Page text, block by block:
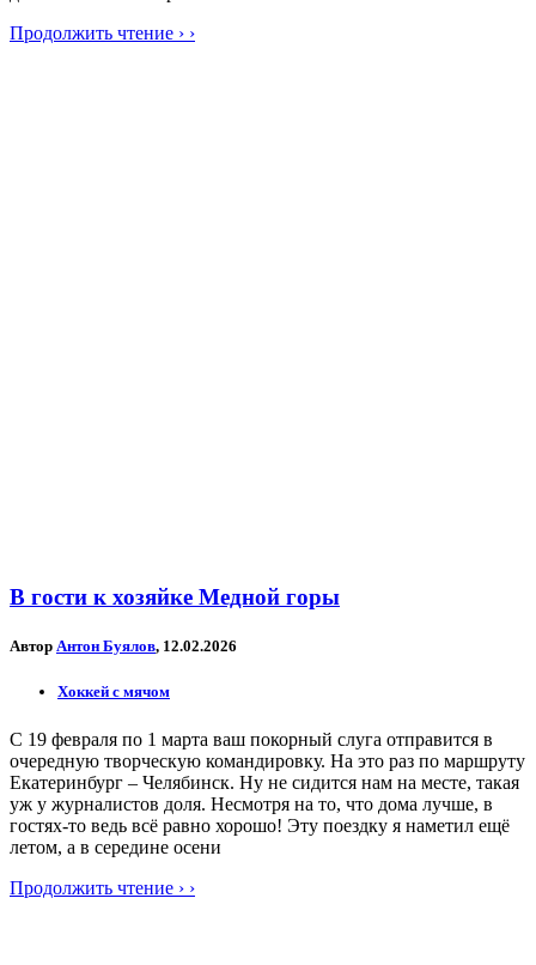
Продолжить чтение › ›
В гости к хозяйке Медной горы
Автор Антон Буялов, 12.02.2026
Хоккей с мячом
С 19 февраля по 1 марта ваш покорный слуга отправится в
очередную творческую командировку. На это раз по маршруту
Екатеринбург – Челябинск. Ну не сидится нам на месте, такая
уж у журналистов доля. Несмотря на то, что дома лучше, в
гостях-то ведь всё равно хорошо! Эту поездку я наметил ещё
летом, а в середине осени
Продолжить чтение › ›